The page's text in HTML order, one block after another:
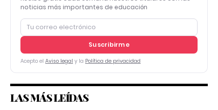
noticias más importantes de educación
Suscribirme
Acepto el Aviso legal y la Política de privacidad
LAS MÁS LEÍDAS